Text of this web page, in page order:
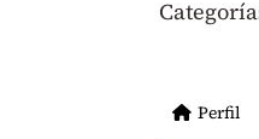
Perfil